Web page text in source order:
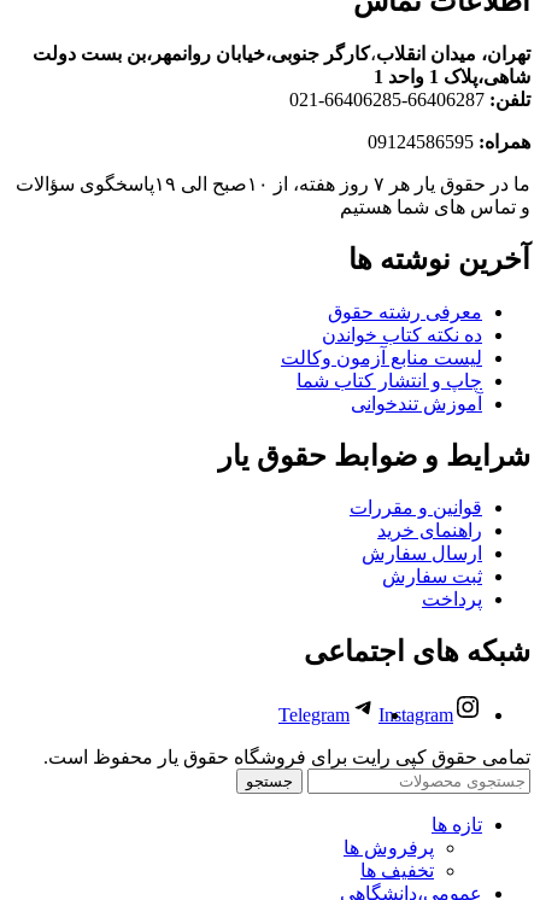
تهران، ميدان انقلاب،کارگر جنوبی،خیابان روانمهر،بن بست دولت
شاهی،پلاک 1 واحد 1
تلفن: 66406287-66406285-021
همراه:
ما در حقوق یار هر ۷ روز هفته، از ۱۰صبح الی ۱۹پاسخگوی سؤالات
و تماس های شما هستیم
آخرین نوشته ها
معرفی رشته حقوق
ده نکته کتاب خواندن
لیست منابع آزمون وکالت
چاپ و انتشار کتاب شما
آموزش تندخوانی
شرایط و ضوابط حقوق یار
قوانین و مقررات
راهنمای خرید
ارسال سفارش
ثبت سفارش
پرداخت
شبکه های اجتماعی
Instagram
Telegram
تمامی حقوق کپی رایت برای فروشگاه حقوق یار محفوظ است.
جستجو
تازه ها
پرفروش ها
تخفیف ها
عمومی،دانشگاهی